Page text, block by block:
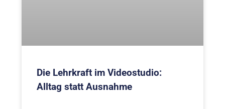
Die Lehrkraft im Videostudio:
Alltag statt Ausnahme